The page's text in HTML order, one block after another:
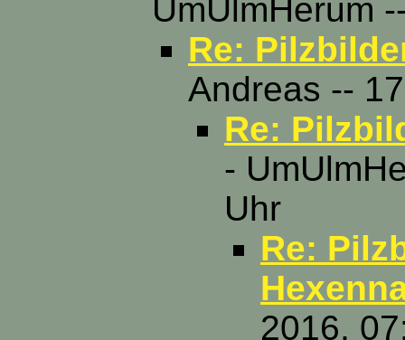
UmUlmHerum
Re:
Andreas --
Re:
-
Uhr
Re:
2016,